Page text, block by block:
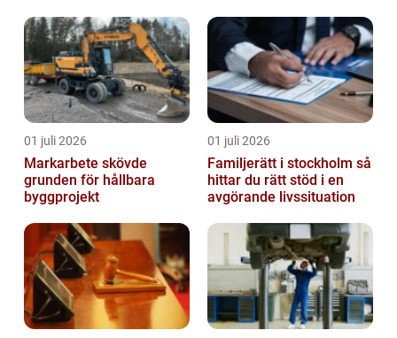
01 juli 2026
Markarbete skövde
grunden för hållbara
byggprojekt
01 juli 2026
Familjerätt i stockholm så
hittar du rätt stöd i en
avgörande livssituation